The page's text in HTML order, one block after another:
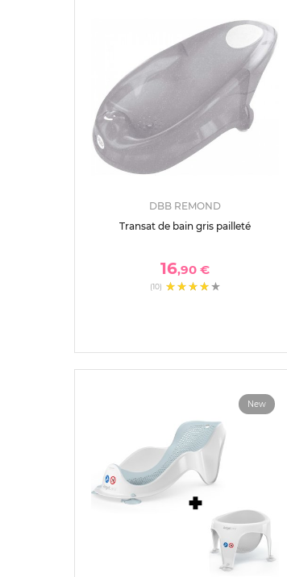
DBB REMOND
Transat de bain gris pailleté
16,90 €
(10)
New